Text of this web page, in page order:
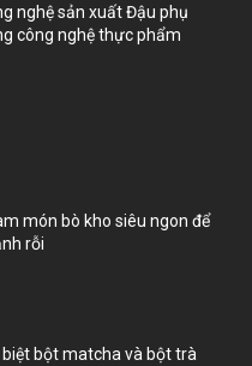
nghệ sản xuất Đậu phụ
công nghệ thực phẩm
món bò kho siêu ngon để
rỗi
biệt bột matcha và bột trà